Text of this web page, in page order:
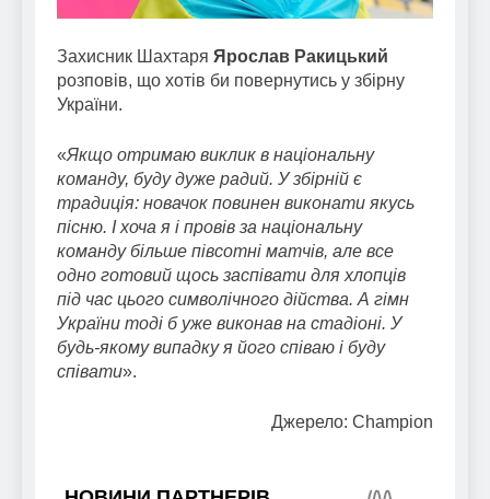
Захисник Шахтаря Ярослав Ракицький
розповів, що хотів би повернутись у збірну
України.
«Якщо отримаю виклик в національну
команду, буду дуже радий. У збірній є
традиція: новачок повинен виконати якусь
пісню. І хоча я і провів за національну
команду більше півсотні матчів, але все
одно готовий щось заспівати для хлопців
під час цього символічного дійства. А гімн
України тоді б уже виконав на стадіоні. У
будь-якому випадку я його співаю і буду
співати».
Джерело: Champion